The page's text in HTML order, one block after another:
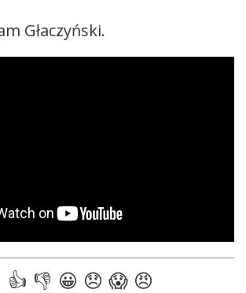
Głaczyński.